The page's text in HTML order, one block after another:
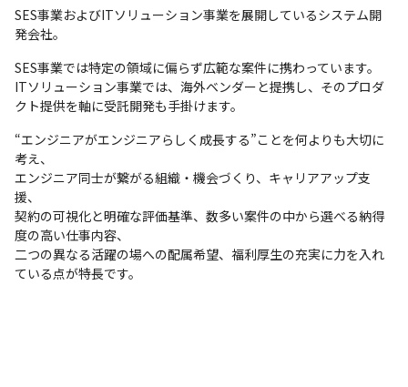
SES事業およびITソリューション事業を展開しているシステム開
発会社。
SES事業では特定の領域に偏らず広範な案件に携わっています。
ITソリューション事業では、海外ベンダーと提携し、そのプロダ
クト提供を軸に受託開発も手掛けます。
“エンジニアがエンジニアらしく成長する”ことを何よりも大切に
考え、
エンジニア同士が繋がる組織・機会づくり、キャリアアップ支
援、
契約の可視化と明確な評価基準、数多い案件の中から選べる納得
度の高い仕事内容、
二つの異なる活躍の場への配属希望、福利厚生の充実に力を入れ
ている点が特長です。